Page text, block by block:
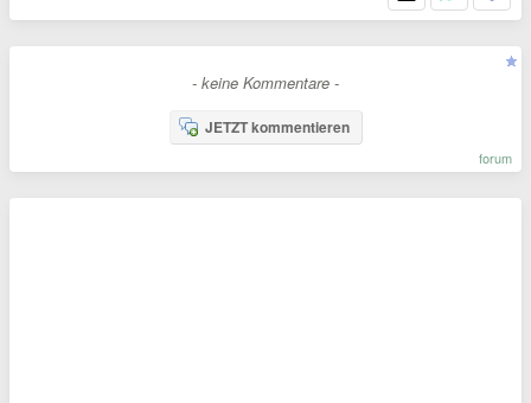
- keine Kommentare -
JETZT kommentieren
forum